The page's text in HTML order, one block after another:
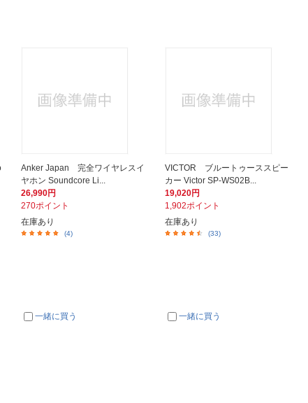
Anker Japan 完全ワイヤレスイ
ヤホン Soundcore Li...
26,990円
270ポイント
在庫あり
(4)
一緒に買う
VICTOR ブルートゥーススピー
カー Victor SP-WS02B...
19,020円
1,902ポイント
在庫あり
(33)
一緒に買う